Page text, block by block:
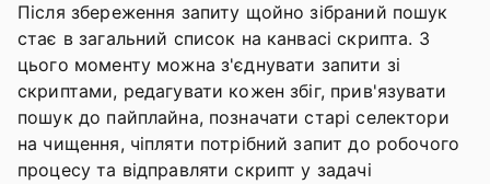
Після збереження запиту щойно зібраний пошук
стає в загальний список на канвасі скрипта. З
цього моменту можна з'єднувати запити зі
скриптами, редагувати кожен збіг, прив'язувати
пошук до пайплайна, позначати старі селектори
на чищення, чіпляти потрібний запит до робочого
процесу та відправляти скрипт у задачі